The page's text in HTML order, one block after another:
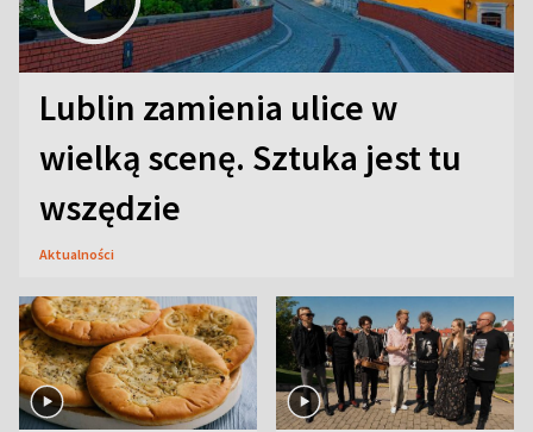
Lublin zamienia ulice w
wielką scenę. Sztuka jest tu
wszędzie
Aktualności